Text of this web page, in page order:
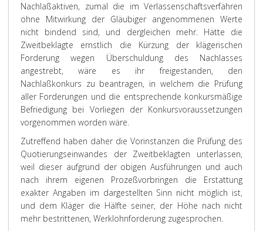
Nachlaßaktiven, zumal die im Verlassenschaftsverfahren
ohne Mitwirkung der Gläubiger angenommenen Werte
nicht bindend sind, und dergleichen mehr. Hätte die
Zweitbeklagte ernstlich die Kürzung der klägerischen
Forderung wegen Überschuldung des Nachlasses
angestrebt, wäre es ihr freigestanden, den
Nachlaßkonkurs zu beantragen, in welchem die Prüfung
aller Forderungen und die entsprechende konkursmäßige
Befriedigung bei Vorliegen der Konkursvoraussetzungen
vorgenommen worden wäre.
Zutreffend haben daher die Vorinstanzen die Prüfung des
Quotierungseinwandes der Zweitbeklagten unterlassen,
weil dieser aufgrund der obigen Ausführungen und auch
nach ihrem eigenen Prozeßvorbringen die Erstattung
exakter Angaben im dargestellten Sinn nicht möglich ist,
und dem Kläger die Hälfte seiner, der Höhe nach nicht
mehr bestrittenen, Werklohnforderung zugesprochen.